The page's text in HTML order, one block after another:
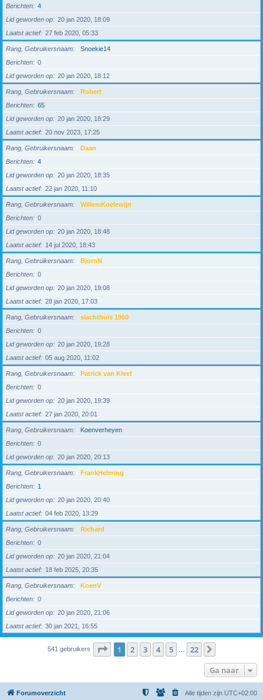
Berichten
4
Lid geworden op
20 jan 2020, 18:09
Laatst actief
27 feb 2020, 05:33
Rang, Gebruikersnaam
Snoekie14
Berichten
0
Lid geworden op
20 jan 2020, 18:12
Rang, Gebruikersnaam
Robert
Berichten
65
Lid geworden op
20 jan 2020, 18:29
Laatst actief
20 nov 2023, 17:25
Rang, Gebruikersnaam
Daan
Berichten
4
Lid geworden op
20 jan 2020, 18:35
Laatst actief
22 jan 2020, 11:10
Rang, Gebruikersnaam
WillemKoelewijn
Berichten
0
Lid geworden op
20 jan 2020, 18:48
Laatst actief
14 jul 2020, 18:43
Rang, Gebruikersnaam
BjornN
Berichten
0
Lid geworden op
20 jan 2020, 19:08
Laatst actief
28 jan 2020, 17:03
Rang, Gebruikersnaam
slachthuis 1960
Berichten
0
Lid geworden op
20 jan 2020, 19:28
Laatst actief
05 aug 2020, 11:02
Rang, Gebruikersnaam
Patrick van Kleef
Berichten
0
Lid geworden op
20 jan 2020, 19:39
Laatst actief
27 jan 2020, 20:01
Rang, Gebruikersnaam
Koenverheyen
Berichten
0
Lid geworden op
20 jan 2020, 20:13
Rang, Gebruikersnaam
FrankHelming
Berichten
1
Lid geworden op
20 jan 2020, 20:40
Laatst actief
04 feb 2020, 13:29
Rang, Gebruikersnaam
Richard
Berichten
0
Lid geworden op
20 jan 2020, 21:04
Laatst actief
18 feb 2025, 20:35
Rang, Gebruikersnaam
KoenV
Berichten
0
Lid geworden op
20 jan 2020, 21:06
Laatst actief
30 jan 2021, 16:55
541 gebruikers Pagina van 22
1 2 3 4 5 22
Ga naar
Forumoverzicht Alle tijden zijn UTC+02:00